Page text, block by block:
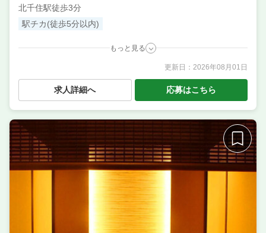
北千住駅徒歩3分
駅チカ(徒歩5分以内)
もっと見る
／ サービス・ホール ／ その他
／ 店長候補・マネージャー ／ 料理長候補（シェフ・
板長など） ／ 調理・キッチンスタッフ・板前
【正社員】居酒屋のオープニングスタッフ
東京都足立区千住1-33-11 上野ビル 3階
席数 20席〜30席
単価 5000円〜7000円
更新日： 2026年08月01日
求人詳細へ 応募はこちら